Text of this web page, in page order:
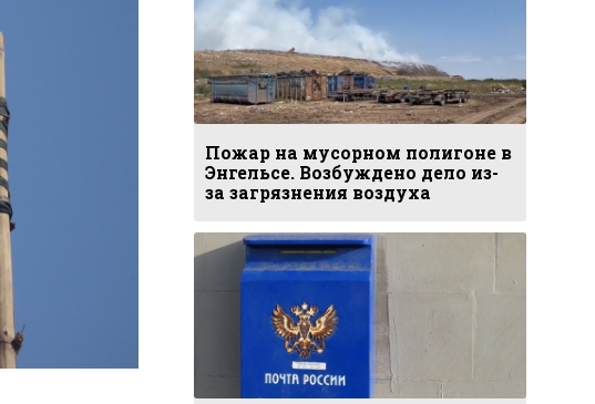
Пожар на мусорном полигоне в
Энгельсе. Возбуждено дело из-
за загрязнения воздуха